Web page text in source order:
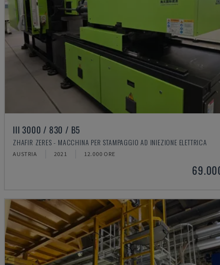
III 3000 / 830 / B5
ZHAFIR ZERES - MACCHINA PER STAMPAGGIO AD INIEZIONE ELETTRICA
AUSTRIA 2021 12.000 ORE